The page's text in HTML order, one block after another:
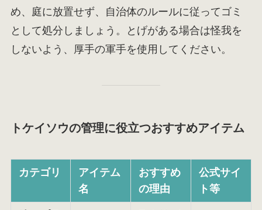
め、庭に放置せず、自治体のルールに従ってゴミ
として処分しましょう。とげがある場合は怪我を
しないよう、厚手の軍手を使用してください。
トケイソウの管理に役立つおすすめアイテム
カテゴリ
アイテム
名
おすすめ
の理由
公式サイ
ト等